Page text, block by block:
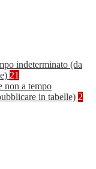
indeterminato (da
21
non a tempo
in tabelle) 2